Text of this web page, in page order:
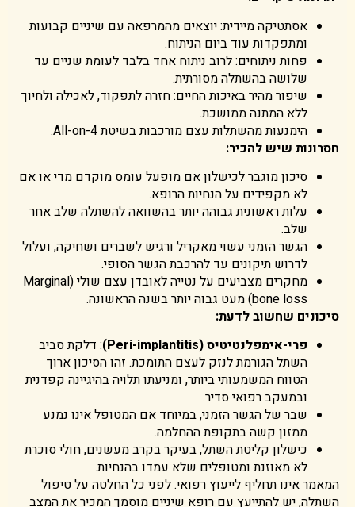
אסתטיקה מיידית: יוצאים מהמרפאה עם שיניים קבועות
ומתפקדות עוד ביום הניתוח.
פחות ניתוחים: לרוב ניתוח אחד בלבד לעומת שניים עד
שלושה בהשתלה מסורתית.
שיפור מהיר באיכות החיים: חזרה לתפקוד, לאכילה ולחיוך
ללא המתנה ממושכת.
הימנעות מהשתלות עצם מורכבות בשיטת All-on-4.
חסרונות שיש להכיר:
סיכון מוגבר לכישלון אם מופעל עומס מוקדם מדי או אם
לא מקפידים על הנחיות הרופא.
עלות ראשונית גבוהה יותר בהשוואה להשתלה שלב אחר
שלב.
הגשר הזמני עשוי מאקריל ורגיש לשברים ושחיקה, ועלול
לדרוש תיקונים עד להרכבת הגשר הסופי.
מחקרים מצביעים על נטייה לאובדן עצם שולי (Marginal
bone loss) מעט גבוה יותר בשנה הראשונה.
סיכונים שחשוב לדעת:
פרי-אימפלנטיטיס (Peri-implantitis)
: דלקת סביב
השתל הגורמת לנזק לעצם התומכת. זהו הסיכון ארוך
הטווח המשמעותי ביותר, ומניעתו תלויה בהיגיינה קפדנית
ובמעקב רפואי סדיר.
שבר של הגשר הזמני, במיוחד אם המטופל אינו נמנע
ממזון קשה בתקופת ההחלמה.
כישלון קליטת השתל, בעיקר בקרב מעשנים, חולי סוכרת
לא מאוזנת ומטופלים שלא עמדו בהנחיות.
המאמר אינו תחליף לייעוץ רפואי. לפני כל החלטה על טיפול
השתלה, יש להתייעץ עם רופא שיניים מוסמך המכיר את המצב